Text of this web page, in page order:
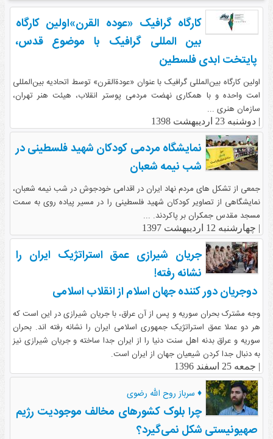
کارگاه گرافیک «عوده القرن»اولین کارگاه
بین المللی گرافیک با موضوع قدس،
پایتخت ابدی فلسطین
اولین کارگاه بین‌المللی گرافیک با عنوان «عودةالقرن» توسط اتحادیه بین‌المللی
امت واحده و با همکاری نهضت مردمی پوستر انقلاب، هیئت هنر تهران،
سازمان هنری ...
| دوشنبه 23 اردیبهشت 1398
نمایشگاه مردمی کودکان شهید فلسطینی در
شب نیمه شعبان
جمعی از تشکل های مردم نهاد ایران در اقدامی خودجوش در شب نیمه شعبان،
نمایشگاهی از تصاویر کودکان شهید فلسطینی را در مسیر پیاده روی به سمت
مسجد مقدس جمکران بر پاکردند. ...
| چهارشنبه 12 اردیبهشت 1397
جریان شیرازی عمق استراتژیک ایران را
نشانه رفته!
دوجریان دور کننده جهان اسلام از انقلاب اسلامی
وجه مشترک بحران سوریه و پس از آن عراق، با جریان شیرازی در این است که
هر دو عملا عمق استراتژیک جمهوری اسلامی ایران را نشانه رفته اند. بحران
سوریه و عراق بدنه اهل سنت دنیا را از ایران جدا ساخته و جریان شیرازی نیز
به دنبال جدا کردن شیعیان جهان از ایران است.
| جمعه 25 اسفند 1396
♦ سرباز روح الله رضوی
چرا بلوک کشورهای مخالف موجودیت رژیم
صهیونیستی شکل نمی‌گیرد؟